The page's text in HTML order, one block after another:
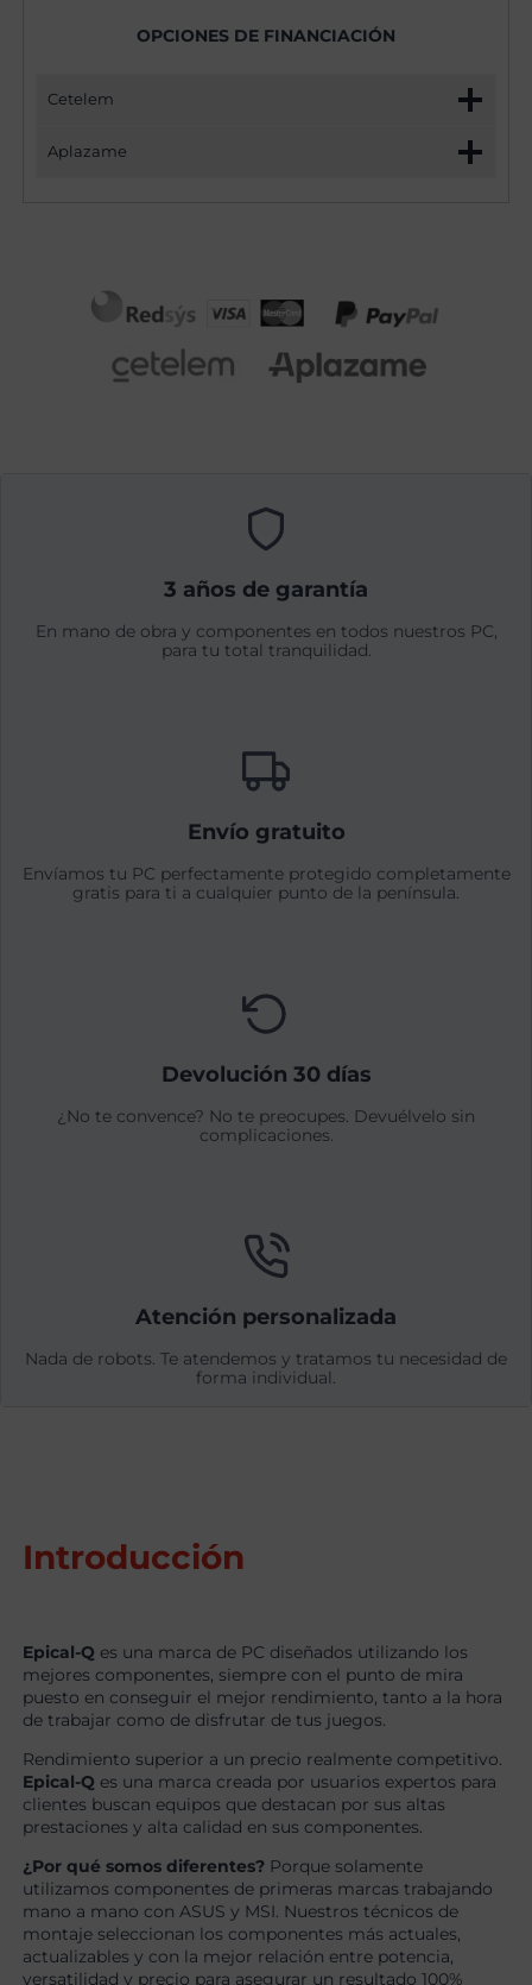
OPCIONES DE FINANCIACIÓN
Cetelem
Aplazame
3 años de garantía
En mano de obra y componentes en todos nuestros PC,
para tu total tranquilidad.
Envío gratuito
Envíamos tu PC perfectamente protegido completamente
gratis para ti a cualquier punto de la península.
Devolución 30 días
¿No te convence? No te preocupes. Devuélvelo sin
complicaciones.
Atención personalizada
Nada de robots. Te atendemos y tratamos tu necesidad de
forma individual.
Introducción
Epical-Q es una marca de PC diseñados utilizando los
mejores componentes, siempre con el punto de mira
puesto en conseguir el mejor rendimiento, tanto a la hora
de trabajar como de disfrutar de tus juegos.
Rendimiento superior a un precio realmente competitivo.
Epical-Q es una marca creada por usuarios expertos para
clientes buscan equipos que destacan por sus altas
prestaciones y alta calidad en sus componentes.
¿Por qué somos diferentes? Porque solamente
utilizamos componentes de primeras marcas trabajando
mano a mano con ASUS y MSI. Nuestros técnicos de
montaje seleccionan los componentes más actuales,
actualizables y con la mejor relación entre potencia,
versatilidad y precio para asegurar un resultado 100%